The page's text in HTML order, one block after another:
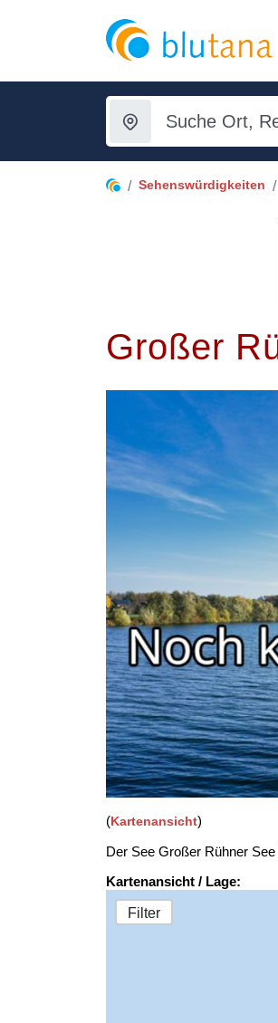
Sehenswürdigkeiten
Großer
(Kartenansicht)
Der See Großer Rühner
Kartenansicht / Lage:
Filter